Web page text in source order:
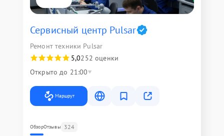
Сервисный центр Pulsar
Ремонт техники Pulsar
5,0252 оценки
Открыто до 21:00
Маршрут
ОбзорОтзывы 324